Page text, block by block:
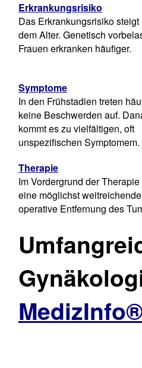
Erkrankungsrisiko
Das Erkrankungsrisiko steigt
dem Alter. Genetisch
Frauen erkranken häufiger.
Symptome
In den Frühstadien treten
keine Beschwerden auf.
kommt es zu vielfältigen, oft
unspezifischen Symptomem.
Therapie
Im Vordergrund der
eine möglichst weitreichende
operative Entfernung des